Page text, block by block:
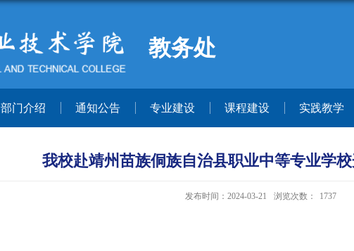
教务处
部门介绍 通知公告 专业建设 课程建设 实践教学
我校赴靖州苗族侗族自治县职业中等专业学
发布时间：2024-03-21 浏览次数： 1737